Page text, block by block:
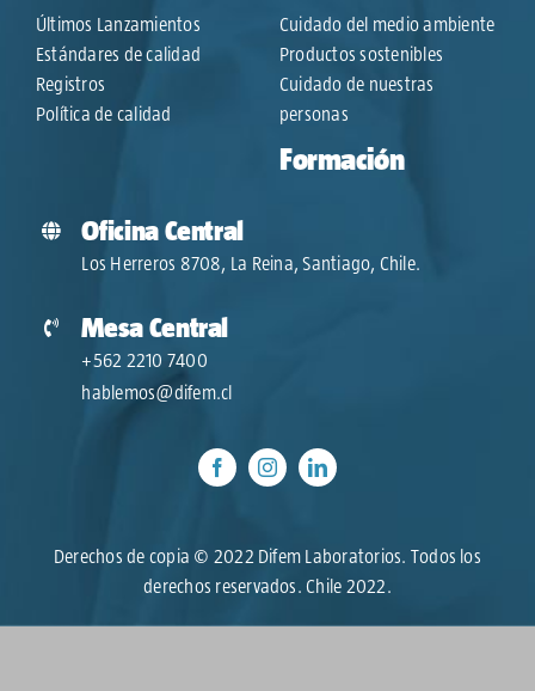
Últimos Lanzamientos
Estándares de calidad
Registros
Política de calidad
Cuidado del medio ambiente
Productos sostenibles
Cuidado de nuestras
personas
Formación
Oficina Central
Los Herreros 8708, La Reina, Santiago, Chile.
Mesa Central
+562 2210 7400
hablemos@difem.cl
Derechos de copia © 2022 Difem Laboratorios. Todos los
derechos reservados. Chile 2022.